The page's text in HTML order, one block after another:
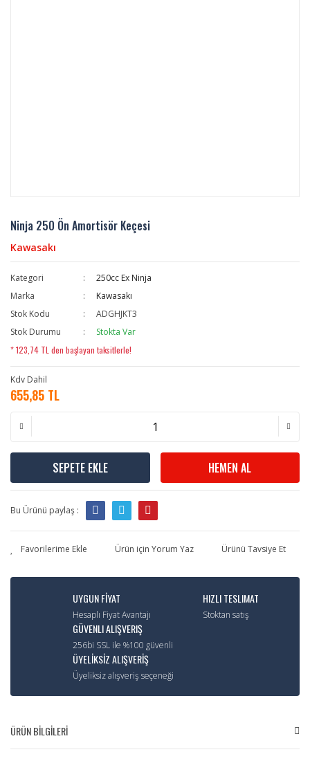
Ninja 250 Ön Amortisör Keçesi
Kawasakı
Kategori
250cc Ex Ninja
Marka
Kawasakı
Stok Kodu
ADGHJKT3
Stok Durumu
Stokta Var
* 123,74 TL den başlayan taksitlerle!
Kdv Dahil
655,85 TL
SEPETE EKLE HEMEN AL
Bu Ürünü paylaş :
Ürün için Yorum Yaz Ürünü Tavsiye Et
UYGUN FİYAT
Hesaplı Fiyat Avantajı
HIZLI TESLIMAT
Stoktan satış
GÜVENLI ALIŞVERIŞ
256bi SSL ile %100 güvenli
ÜYELİKSİZ ALIŞVERİŞ
Üyeliksiz alışveriş seçeneği
ÜRÜN BİLGİLERİ